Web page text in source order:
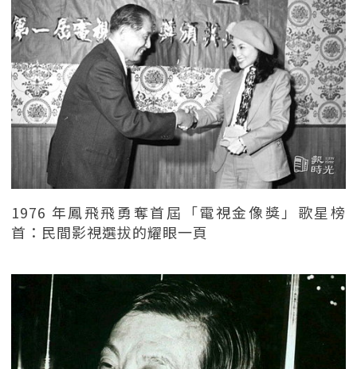
1976 年鳳飛飛勇奪首屆「電視金像獎」歌星榜
首：民間影視選拔的耀眼一頁